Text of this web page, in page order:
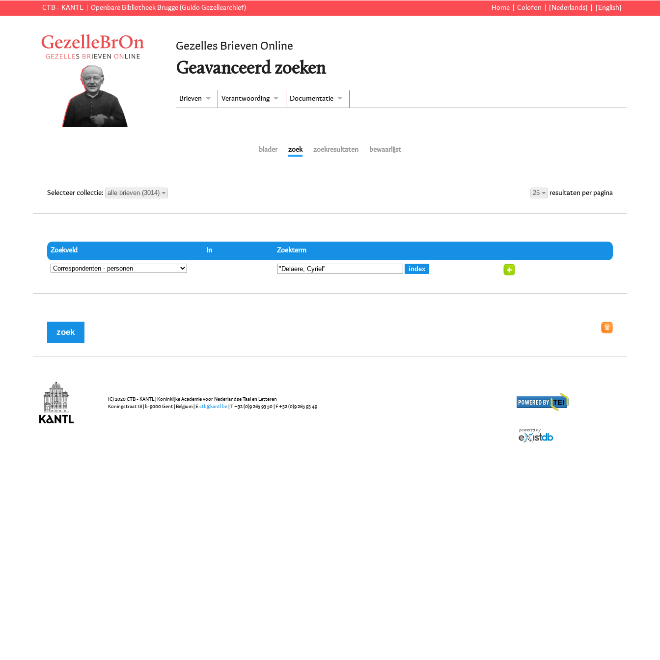
CTB - KANTL Openbare Bibliotheek Brugge (Guido Gezellearchief) Home Colofon [Nederlands] [English]
Gezelles Brieven Online
Geavanceerd zoeken
Brieven Verantwoording Documentatie
blader zoek zoekresultaten bewaarlijst
Selecteer collectie: alle brieven (3014) 25 resultaten per pagina
Zoekveld In Zoekterm
(C) 2020 CTB - KANTL | Koninklijke Academie voor Nederlandse Taal en Letteren
Koningstraat 18 | b-9000 Gent | Belgium | Ectb@kantl.be | T +32 (0)9 265 93 50 | F +32 (0)9 265 93 49